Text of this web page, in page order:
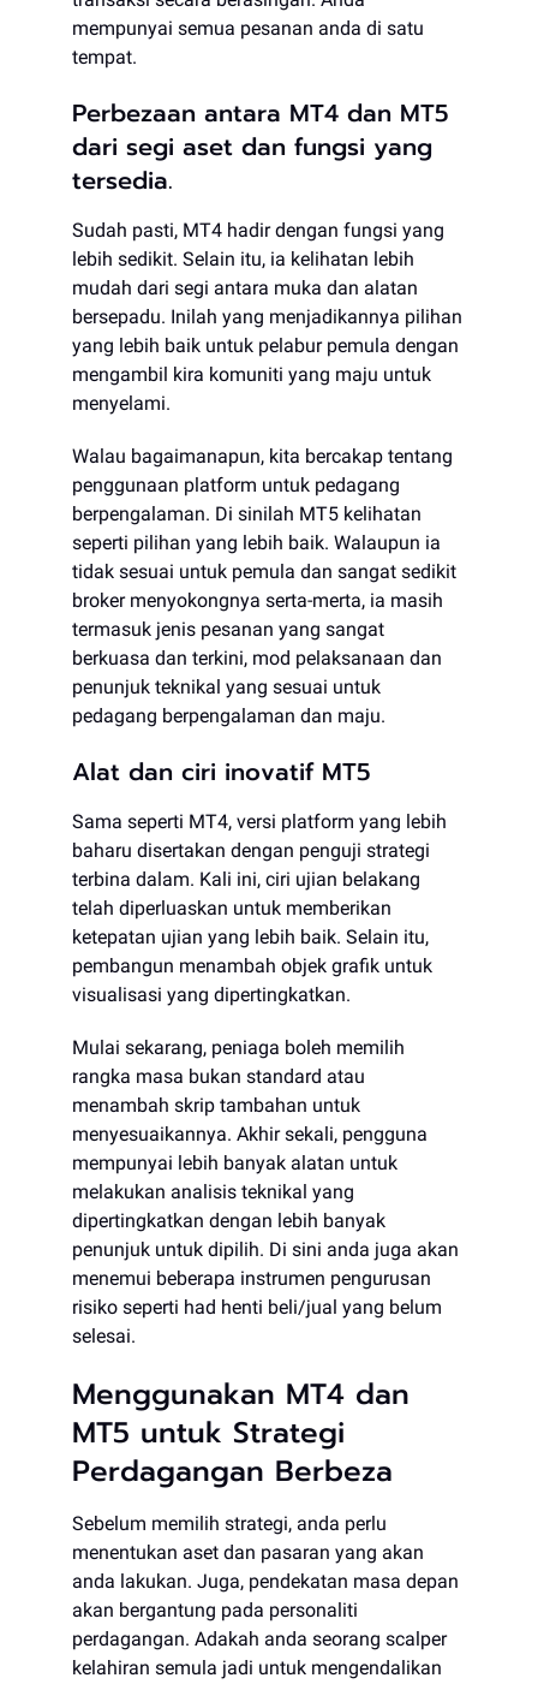
mempunyai semua pesanan anda di satu
tempat.
Perbezaan antara MT4 dan MT5
dari segi aset dan fungsi yang
tersedia.
Sudah pasti, MT4 hadir dengan fungsi yang
lebih sedikit. Selain itu, ia kelihatan lebih
mudah dari segi antara muka dan alatan
bersepadu. Inilah yang menjadikannya pilihan
yang lebih baik untuk pelabur pemula dengan
mengambil kira komuniti yang maju untuk
menyelami.
Walau bagaimanapun, kita bercakap tentang
penggunaan platform untuk pedagang
berpengalaman. Di sinilah MT5 kelihatan
seperti pilihan yang lebih baik. Walaupun ia
tidak sesuai untuk pemula dan sangat sedikit
broker menyokongnya serta-merta, ia masih
termasuk jenis pesanan yang sangat
berkuasa dan terkini, mod pelaksanaan dan
penunjuk teknikal yang sesuai untuk
pedagang berpengalaman dan maju.
Alat dan ciri inovatif MT5
Sama seperti MT4, versi platform yang lebih
baharu disertakan dengan penguji strategi
terbina dalam. Kali ini, ciri ujian belakang
telah diperluaskan untuk memberikan
ketepatan ujian yang lebih baik. Selain itu,
pembangun menambah objek grafik untuk
visualisasi yang dipertingkatkan.
Mulai sekarang, peniaga boleh memilih
rangka masa bukan standard atau
menambah skrip tambahan untuk
menyesuaikannya. Akhir sekali, pengguna
mempunyai lebih banyak alatan untuk
melakukan analisis teknikal yang
dipertingkatkan dengan lebih banyak
penunjuk untuk dipilih. Di sini anda juga akan
menemui beberapa instrumen pengurusan
risiko seperti had henti beli/jual yang belum
selesai.
Menggunakan MT4 dan
MT5 untuk Strategi
Perdagangan Berbeza
Sebelum memilih strategi, anda perlu
menentukan aset dan pasaran yang akan
anda lakukan. Juga, pendekatan masa depan
akan bergantung pada personaliti
perdagangan. Adakah anda seorang scalper
kelahiran semula jadi untuk mengendalikan